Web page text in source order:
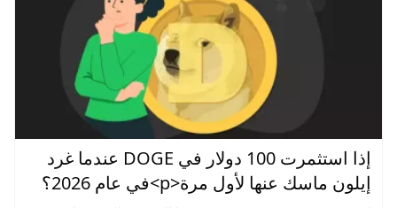
إذا استثمرت 100 دولار في DOGE عندما غرد
إيلون ماسك عنها لأول مرة<p>في عام 2026؟